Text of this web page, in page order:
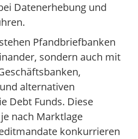
Datenerhebung und
Pfandbriefbanken
sondern auch mit
alternativen
Debt Funds. Diese
nach Marktlage
konkurrieren